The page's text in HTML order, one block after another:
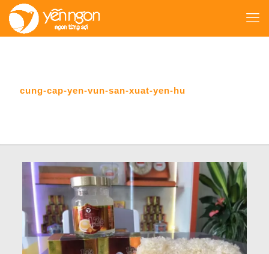
cung-cap-yen-vun-san-xuat-yen-hu